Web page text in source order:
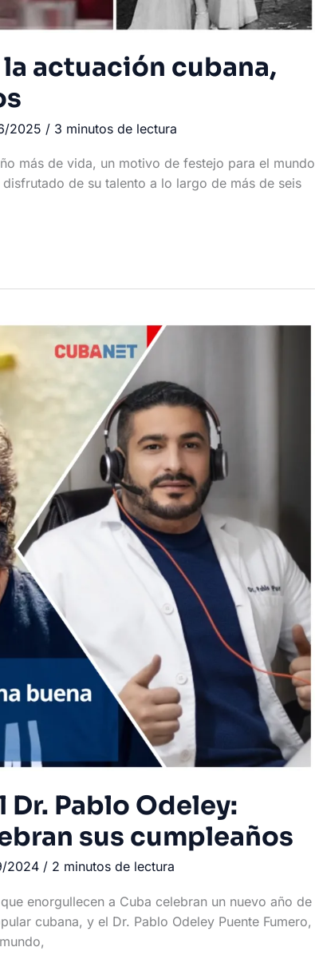
actuación cubana,
2025 / 3 minutos de lectura
más de vida, un motivo de festejo para el mundo
de su talento a lo largo de más de seis
Pablo Odeley:
sus cumpleaños
2024 / 2 minutos de lectura
enorgullecen a Cuba celebran un nuevo año de
cubana, y el Dr. Pablo Odeley Puente Fumero,